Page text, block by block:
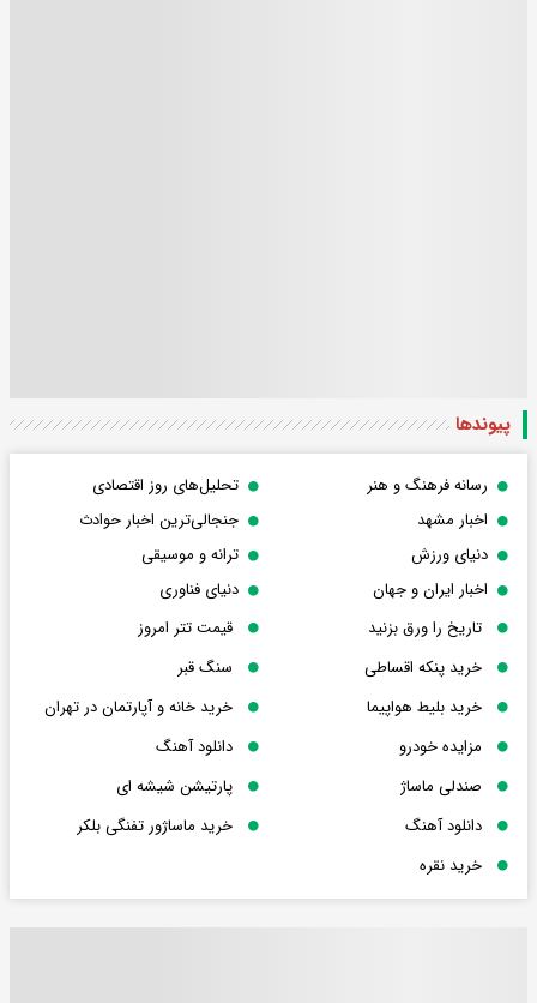
پیوندها
رسانه فرهنگ و هنر
تحلیل‌های روز اقتصادی
اخبار مشهد
جنجالی‌ترین اخبار حوادث
دنیای ورزش
ترانه و موسیقی
اخبار ایران و جهان
دنیای فناوری
تاریخ را ورق بزنید
قیمت تتر امروز
خرید پنکه اقساطی
سنگ قبر
خرید بلیط هواپیما
خرید خانه و آپارتمان در تهران
مزایده خودرو
دانلود آهنگ
صندلی ماساژ
پارتیشن شیشه ای
دانلود آهنگ
خرید ماساژور تفنگی بلکر
خرید نقره